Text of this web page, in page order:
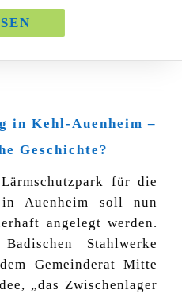
LESEN
in Kehl-Auenheim –
Geschichte? in
Auenheim
–
eine
unendliche
Geschichte?
für die
Auenheim soll nun
angelegt werden.
Stahlwerke
Gemeinderat Mitte
„das Zwischenlager